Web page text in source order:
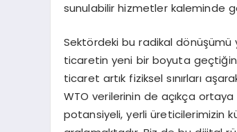
sunulabilir hizmetler kaleminde
Sektördeki bu radikal dönüşümü
ticaretin yeni bir boyuta
ticaret artık fiziksel sınırları
WTO verilerinin de açıkça
potansiyeli, yerli üreticilerimizin